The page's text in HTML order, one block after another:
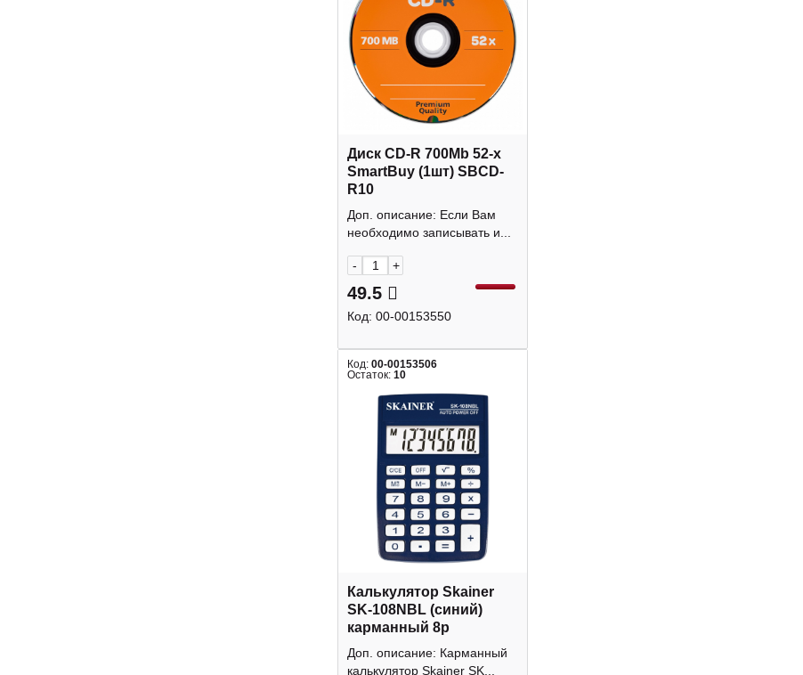
Диск CD-R 700Mb 52-х
SmartBuy (1шт) SBCD-
R10
Доп. описание: Если Вам
необходимо записывать и...
- +
49.5
Код: 00-00153550
Код: 00-00153506
Остаток: 10
Калькулятор Skainer
SK-108NBL (синий)
карманный 8р
Доп. описание: Карманный
калькулятор Skainer SK...